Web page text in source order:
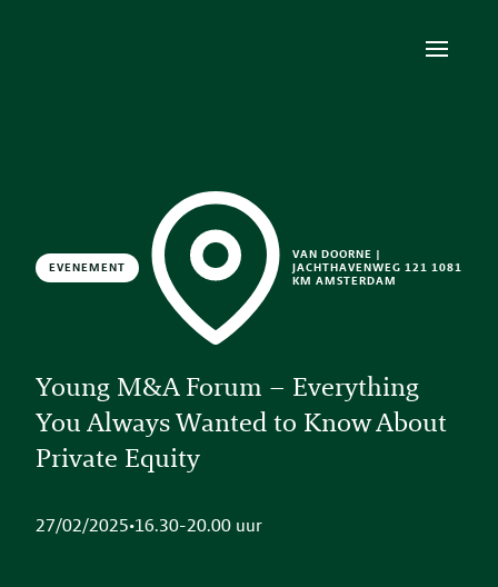
EVENEMENT
VAN DOORNE |
JACHTHAVENWEG 121 1081
KM AMSTERDAM
Young M&A Forum – Everything
You Always Wanted to Know About
Private Equity
27/02/2025•16.30-20.00 uur